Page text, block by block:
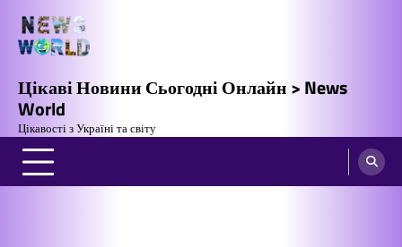
вмісту
Цікаві Новини Сьогодні Онлайн > News
World
Цікавості з Україні та світу